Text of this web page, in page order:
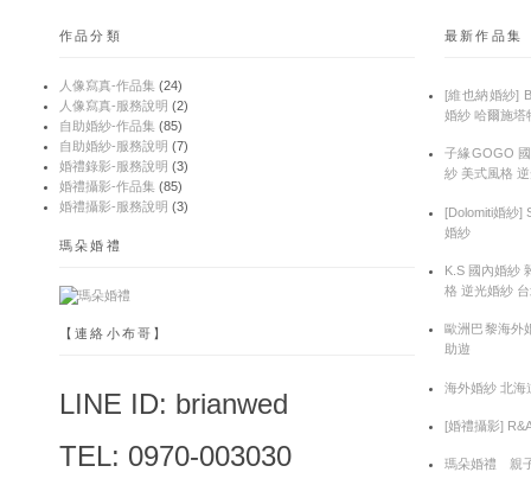
作品分類
人像寫真-作品集 (24)
人像寫真-服務說明 (2)
自助婚紗-作品集 (85)
自助婚紗-服務說明 (7)
婚禮錄影-服務說明 (3)
婚禮攝影-作品集 (85)
婚禮攝影-服務說明 (3)
瑪朵婚禮
【連絡小布哥】
LINE ID: brianwed
TEL: 0970-003030
最新作品集
[維也納婚紗]
婚紗 哈爾施塔
子緣GOGO
紗 美式風格
[Dolomiti婚紗]
婚紗
K.S 國內婚紗
格 逆光婚紗
歐洲巴黎海外
助遊
海外婚紗 北海
[婚禮攝影]
瑪朵婚禮 親